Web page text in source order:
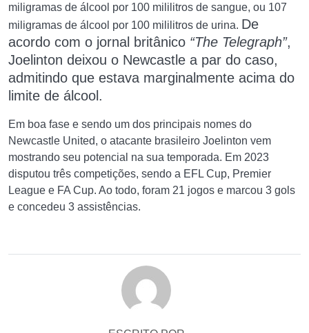
miligramas de álcool por 100 mililitros de sangue, ou 107
miligramas de álcool por 100 mililitros de urina. De
acordo com o jornal britânico “The Telegraph”,
Joelinton deixou o Newcastle a par do caso,
admitindo que estava marginalmente acima do
limite de álcool.
Em boa fase e sendo um dos principais nomes do
Newcastle United, o atacante brasileiro Joelinton vem
mostrando seu potencial na sua temporada. Em 2023
disputou três competições, sendo a EFL Cup, Premier
League e FA Cup. Ao todo, foram 21 jogos e marcou 3 gols
e concedeu 3 assistências.